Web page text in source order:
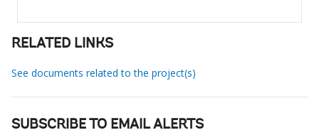
RELATED LINKS
See documents related to the project(s)
SUBSCRIBE TO EMAIL ALERTS